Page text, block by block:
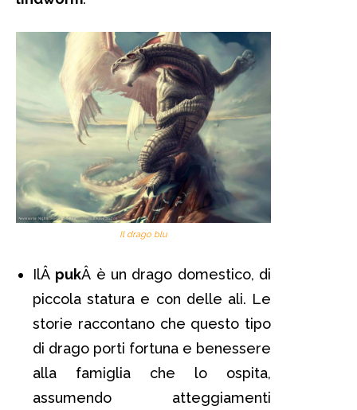
Il drago blu
IlÂ pukÂ è un drago domestico, di
piccola statura e con delle ali. Le
storie raccontano che questo tipo
di drago porti fortuna e benessere
alla famiglia che lo ospita,
assumendo atteggiamenti